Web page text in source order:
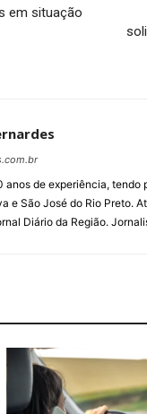
em situação
anos de experiência, tendo
e São José do Rio Preto.
Diário da Região.